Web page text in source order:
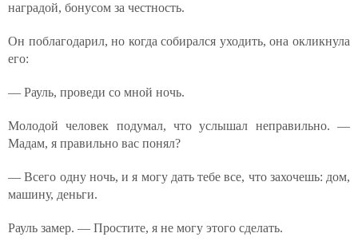
наградой, бонусом за честность.
Он поблагодарил, но когда собирался уходить, она окликнула
его:
— Рауль, проведи со мной ночь.
Молодой человек подумал, что услышал неправильно. —
Мадам, я правильно вас понял?
— Всего одну ночь, и я могу дать тебе все, что захочешь: дом,
машину, деньги.
Рауль замер. — Простите, я не могу этого сделать.